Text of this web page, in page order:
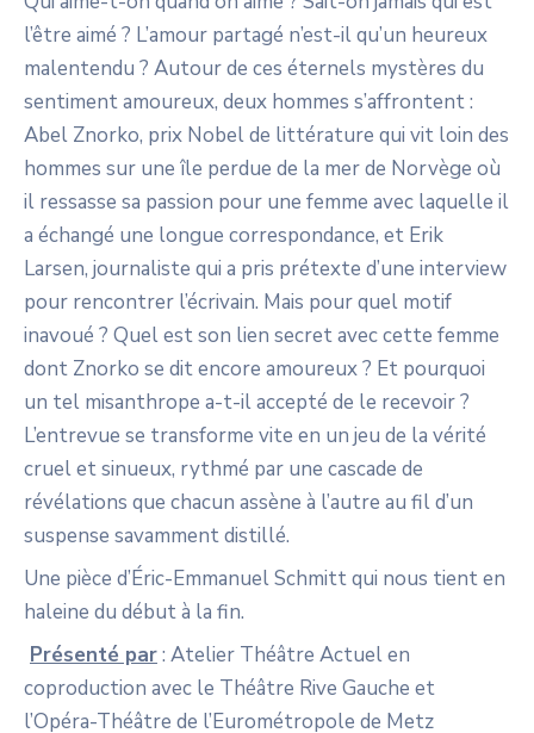
l’être aimé ? L’amour partagé n’est-il qu’un heureux
malentendu ? Autour de ces éternels mystères du
sentiment amoureux, deux hommes s’affrontent :
Abel Znorko, prix Nobel de littérature qui vit loin des
hommes sur une île perdue de la mer de Norvège où
il ressasse sa passion pour une femme avec laquelle il
a échangé une longue correspondance, et Erik
Larsen, journaliste qui a pris prétexte d’une interview
pour rencontrer l’écrivain. Mais pour quel motif
inavoué ? Quel est son lien secret avec cette femme
dont Znorko se dit encore amoureux ? Et pourquoi
un tel misanthrope a-t-il accepté de le recevoir ?
L’entrevue se transforme vite en un jeu de la vérité
cruel et sinueux, rythmé par une cascade de
révélations que chacun assène à l’autre au fil d’un
suspense savamment distillé.
Une pièce d’Éric-Emmanuel Schmitt qui nous tient en
haleine du début à la fin.
Présenté par: Atelier Théâtre Actuel en
coproduction avec le Théâtre Rive Gauche et
l’Opéra-Théâtre de l’Eurométropole de Metz